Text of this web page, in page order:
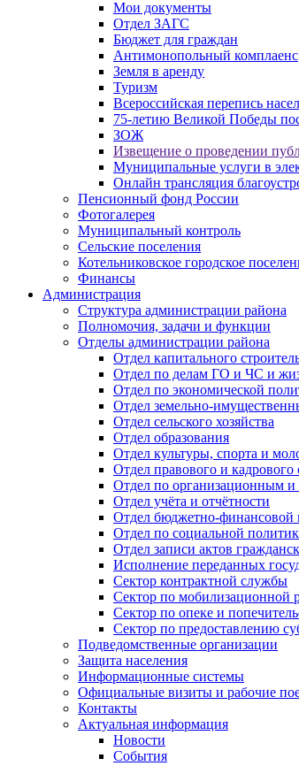
Мои документы
Отдел ЗАГС
Бюджет для граждан
Антимонопольный комплаенс
Земля в аренду
Туризм
Всероссийская перепись
75-летию Великой Победы
ЗОЖ
Извещение о проведении
Муниципальные услуги в
Онлайн трансляция
Пенсионный фонд России
Фотогалерея
Муниципальный контроль
Сельские поселения
Котельниковское городское
Финансы
Администрация
Структура администрации района
Полномочия, задачи и функции
Отделы администрации района
Отдел капитального
Отдел по делам ГО и ЧС и
Отдел по экономической
Отдел земельно-
Отдел сельского хозяйства
Отдел образования
Отдел культуры, спорта и
Отдел правового и кадрового
Отдел по организационным
Отдел учёта и отчётности
Отдел бюджетно-финансовой
Отдел по социальной
Отдел записи актов
Исполнение переданных
Сектор контрактной службы
Сектор по мобилизационной
Сектор по опеке и
Сектор по предоставлению
Подведомственные организации
Защита населения
Информационные системы
Официальные визиты и рабочие
Контакты
Актуальная информация
Новости
События